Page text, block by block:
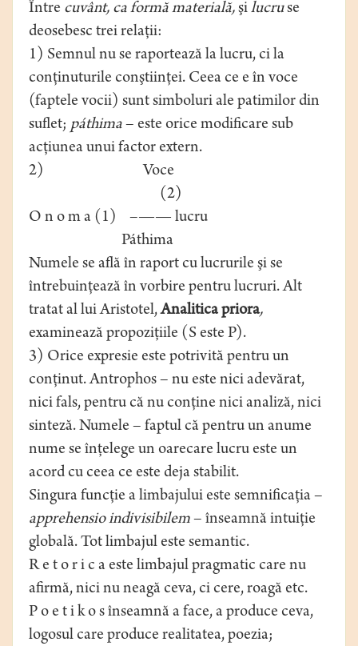
Între cuvânt, ca formă materială,şilucruse
deosebesc trei relaţii:
1) Semnul nu se raportează la lucru, ci la
conţinuturile conştiinţei. Ceea ce e în voce
(faptele vocii) sunt simboluri ale patimilor din
suflet; páthima– este orice modificare sub
acţiunea unui factor extern.
2) Voce
(2)
O n o m a (1) –—— lucru
Páthima
Numele se află în raport cu lucrurile şi se
întrebuinţează în vorbire pentru lucruri. Alt
tratat al lui Aristotel,Analitica priora,
examinează propoziţiile (S este P).
3) Orice expresie este potrivită pentru un
conţinut. Antrophos – nu este nici adevărat,
nici fals, pentru că nu conţine nici analiză, nici
sinteză. Numele – faptul că pentru un anume
nume se înţelege un oarecare lucru este un
acord cu ceea ce este deja stabilit.
Singura funcţie a limbajului este semnificaţia –
apprehensio indivisibilem– înseamnă intuiţie
globală. Tot limbajul este semantic.
R e t o r i c a este limbajul pragmatic care nu
afirmă, nici nu neagă ceva, ci cere, roagă etc.
P o e t i k o s înseamnă a face, a produce ceva,
logosul care produce realitatea, poezia;